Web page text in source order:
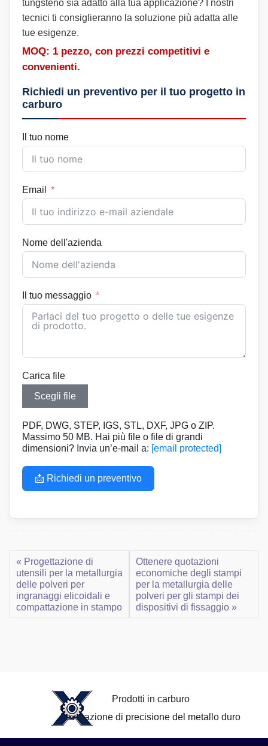
tungsteno sia adatto alla tua applicazione? I nostri
tecnici ti consiglieranno la soluzione più adatta alle
tue esigenze.
MOQ: 1 pezzo, con prezzi competitivi e
convenienti.
Richiedi un preventivo per il tuo progetto in
carburo
Il tuo nome
Email
Nome dell'azienda
Il tuo messaggio
Carica file
Scegli file
PDF, DWG, STEP, IGS, STL, DXF, JPG o ZIP.
Massimo 50 MB. Hai più file o file di grandi
dimensioni? Invia un’e-mail a: [email protected]
📩 Richiedi un preventivo
« Progettazione di
utensili per la metallurgia
delle polveri per
ingranaggi elicoidali e
compattazione in stampo
Ottenere quotazioni
economiche degli stampi
per la metallurgia delle
polveri per gli stampi dei
dispositivi di fissaggio »
Prodotti in carburo
Lavorazione di precisione del metallo duro